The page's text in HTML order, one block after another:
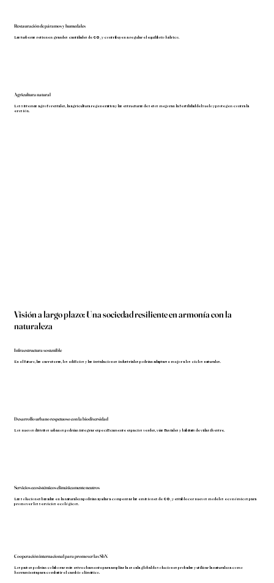
Restauración de páramos y humedales
Las turberas retienen grandes cantidades de CO₂ y contribuyen a regular el equilibrio hídrico.
Agricultura natural
Los sistemas agroforestales, la agricultura regenerativa y las estructuras de setos mejoran la fertilidad del suelo y protegen contra la
erosión.
Visión a largo plazo: Una sociedad resiliente en armonía con la
naturaleza
Infraestructura sostenible
En el futuro, las carreteras, los edificios y las instalaciones industriales podrían adaptarse mejor a los ciclos naturales.
Desarrollo urbano respetuoso con la biodiversidad
Los nuevos distritos urbanos podrían integrar específicamente espacios verdes, vías fluviales y hábitats de vida silvestre.
Servicios ecosistémicos climáticamente neutros
Las soluciones basadas en la naturaleza podrían ayudar a compensar las emisiones de CO₂ y establecer nuevos modelos económicos para
promover los servicios ecológicos.
Cooperación internacional para promover las SbN
Los países podrían colaborar más estrechamente para ampliar la escala global de soluciones probadas y utilizar la naturaleza como
herramienta para combatir el cambio climático.